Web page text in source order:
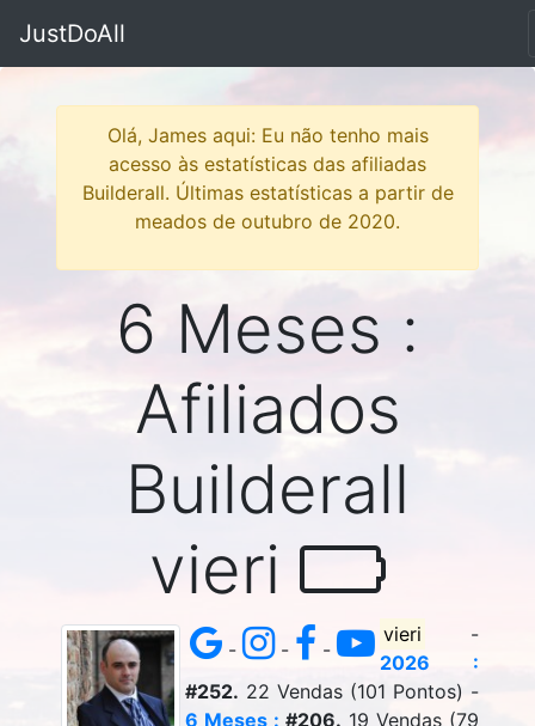
JustDoAll
Olá, James aqui: Eu não tenho mais
acesso às estatísticas das afiliadas
Builderall. Últimas estatísticas a partir de
meados de outubro de 2020.
6 Meses :
Afiliados
Builderall
vieri
- - -
vieri
-
2026 :
#252. 22 Vendas (101 Pontos) -
6 Meses : #206. 19 Vendas (79